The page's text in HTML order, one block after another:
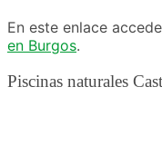
En este enlace
en Burgos.
Piscinas naturales